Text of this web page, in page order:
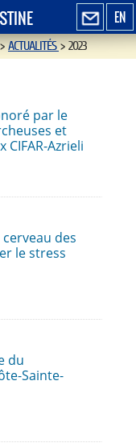
EN
ACTUALITÉS>2023
par le
et
Azrieli
des
le stress
du
Sainte-